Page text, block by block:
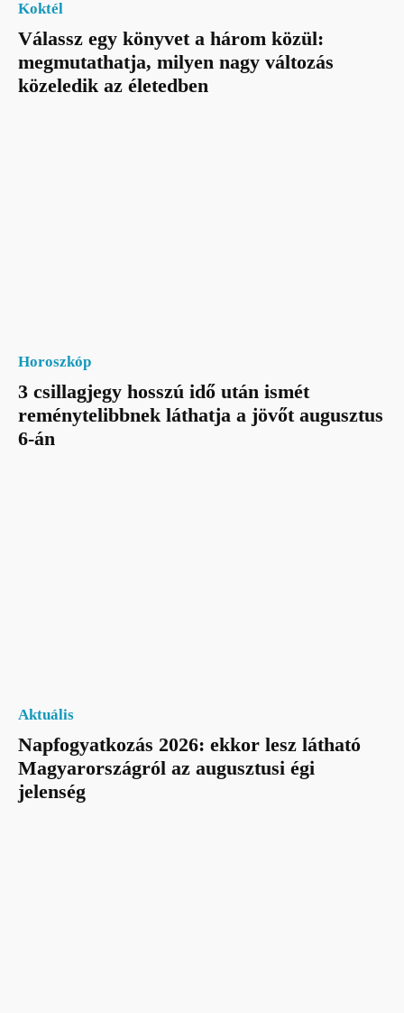
Koktél
Válassz egy könyvet a három közül:
megmutathatja, milyen nagy változás
közeledik az életedben
Horoszkóp
3 csillagjegy hosszú idő után ismét
reménytelibbnek láthatja a jövőt augusztus
6-án
Aktuális
Napfogyatkozás 2026: ekkor lesz látható
Magyarországról az augusztusi égi
jelenség